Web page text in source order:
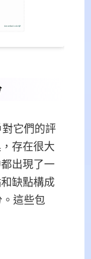
它們的評
存在很大
出現了一
缺點構成
這些包